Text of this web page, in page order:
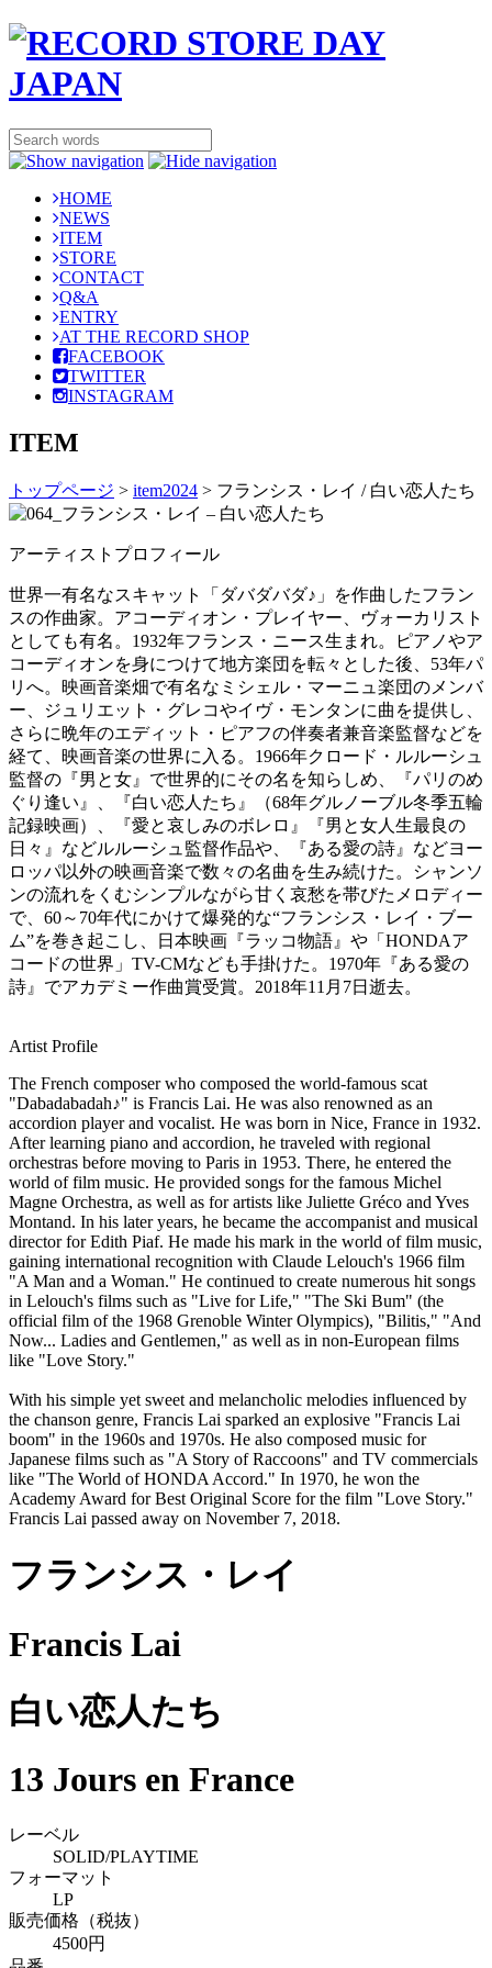
HOME
NEWS
ITEM
STORE
CONTACT
Q&A
ENTRY
AT THE RECORD SHOP
FACEBOOK
TWITTER
INSTAGRAM
ITEM
トップページ > item2024 > フランシス・レイ / 白い恋人たち
アーティストプロフィール
世界一有名なスキャット「ダバダバダ♪」を作曲したフラン
スの作曲家。アコーディオン・プレイヤー、ヴォーカリスト
としても有名。1932年フランス・ニース生まれ。ピアノやア
コーディオンを身につけて地方楽団を転々とした後、53年パ
リへ。映画音楽畑で有名なミシェル・マーニュ楽団のメンバ
ー、ジュリエット・グレコやイヴ・モンタンに曲を提供し、
さらに晩年のエディット・ピアフの伴奏者兼音楽監督などを
経て、映画音楽の世界に入る。1966年クロード・ルルーシュ
監督の『男と女』で世界的にその名を知らしめ、『パリのめ
ぐり逢い』、『白い恋人たち』（68年グルノーブル冬季五輪
記録映画）、『愛と哀しみのボレロ』『男と女人生最良の
日々』などルルーシュ監督作品や、『ある愛の詩』などヨー
ロッパ以外の映画音楽で数々の名曲を生み続けた。シャンソ
ンの流れをくむシンプルながら甘く哀愁を帯びたメロディー
で、60～70年代にかけて爆発的な“フランシス・レイ・ブー
ム”を巻き起こし、日本映画『ラッコ物語』や「HONDAア
コードの世界」TV-CMなども手掛けた。1970年『ある愛の
詩』でアカデミー作曲賞受賞。2018年11月7日逝去。
Artist Profile
The French composer who composed the world-famous scat
"Dabadabadah♪" is Francis Lai. He was also renowned as an
accordion player and vocalist. He was born in Nice, France in 1932.
After learning piano and accordion, he traveled with regional
orchestras before moving to Paris in 1953. There, he entered the
world of film music. He provided songs for the famous Michel
Magne Orchestra, as well as for artists like Juliette Gréco and Yves
Montand. In his later years, he became the accompanist and musical
director for Edith Piaf. He made his mark in the world of film music,
gaining international recognition with Claude Lelouch's 1966 film
"A Man and a Woman." He continued to create numerous hit songs
in Lelouch's films such as "Live for Life," "The Ski Bum" (the
official film of the 1968 Grenoble Winter Olympics), "Bilitis," "And
Now... Ladies and Gentlemen," as well as in non-European films
like "Love Story."
With his simple yet sweet and melancholic melodies influenced by
the chanson genre, Francis Lai sparked an explosive "Francis Lai
boom" in the 1960s and 1970s. He also composed music for
Japanese films such as "A Story of Raccoons" and TV commercials
like "The World of HONDA Accord." In 1970, he won the
Academy Award for Best Original Score for the film "Love Story."
Francis Lai passed away on November 7, 2018.
フランシス・レイ
Francis Lai
白い恋人たち
13 Jours en France
レーベル
SOLID/PLAYTIME
フォーマット
LP
販売価格（税抜）
4500円